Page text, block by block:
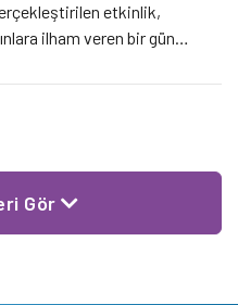
etkinlik,
ilham veren bir gün
Gör